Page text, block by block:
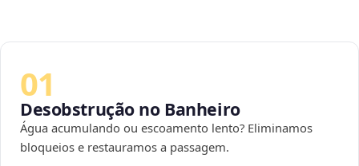
01
Desobstrução no Banheiro
Água acumulando ou escoamento lento? Eliminamos
bloqueios e restauramos a passagem.